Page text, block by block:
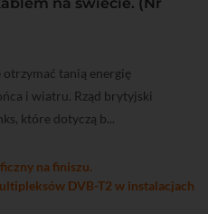
na świecie. (Nr
tanią energię
i wiatru. Rząd brytyjski
które dotyczą b...
na finiszu.
DVB-T2 w instalacjach